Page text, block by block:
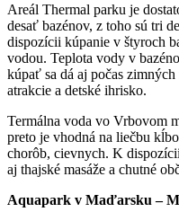
Areál Thermal parku je
desať bazénov, z toho sú tri
dispozícii kúpanie v štyroch
vodou. Teplota vody v
kúpať sa dá aj počas
atrakcie a detské ihrisko.
Termálna voda vo Vrbovom
preto je vhodná na liečbu
chorôb, cievnych. K
aj thajské masáže a chutné
Aquapark v Maďarsku –